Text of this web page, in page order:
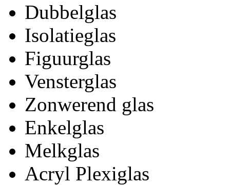
Dubbelglas
Isolatieglas
Figuurglas
Vensterglas
Zonwerend glas
Enkelglas
Melkglas
Acryl Plexiglas